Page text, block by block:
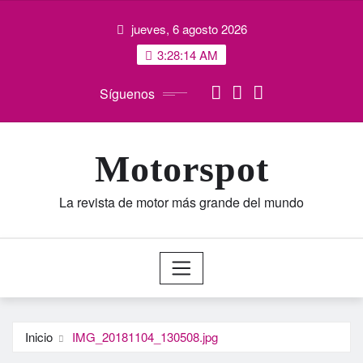
jueves, 6 agosto 2026
3:28:14 AM
Síguenos
Motorspot
La revista de motor más grande del mundo
Inicio IMG_20181104_130508.jpg